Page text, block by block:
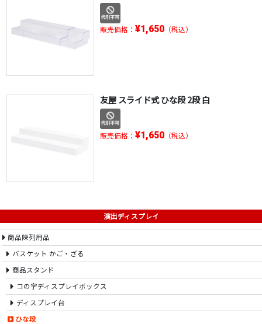
販売価格： ¥1,650（税込）
友屋 スライド式 ひな段 2段 白
販売価格： ¥1,650（税込）
演出ディスプレイ
商品陳列用品
バスケット かご・ざる
商品スタンド
コの字ディスプレイボックス
ディスプレイ台
ひな段